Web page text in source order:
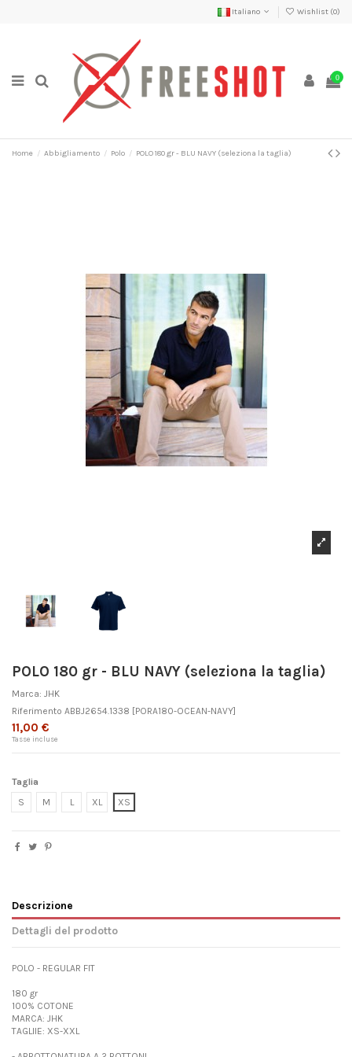
Italiano Wishlist (0)
0
Home Abbigliamento Polo POLO 180 gr - BLU NAVY (seleziona la taglia)
POLO 180 gr - BLU NAVY (seleziona la taglia)
Marca: JHK
Riferimento ABBJ2654.1338 [PORA180-OCEAN-NAVY]
11,00 €
Tasse incluse
Taglia
S
M L XL XS
Descrizione
Dettagli del prodotto
POLO - REGULAR FIT
180 gr
100% COTONE
MARCA: JHK
TAGLIIE: XS-XXL